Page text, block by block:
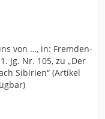
von …, in: Fremden-
Jg. Nr. 105, zu „Der
Sibirien“ (Artikel